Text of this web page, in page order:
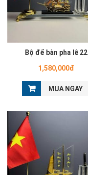
Bộ để bàn pha lê 22
1,580,000đ
MUA NGAY